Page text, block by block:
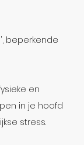
beperkende
en
in je hoofd
stress.